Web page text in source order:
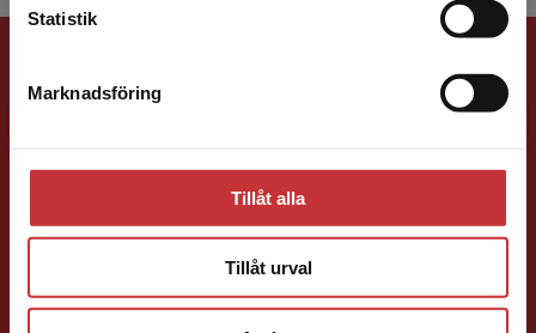
Statistik
Marknadsföring
Tillåt alla
Tillåt urval
Sigrid Ekblad
Förläggare